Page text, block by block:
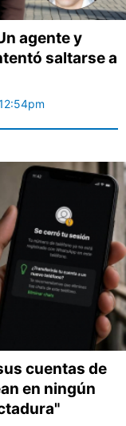
agente y
saltarse a
cuentas de
en ningún